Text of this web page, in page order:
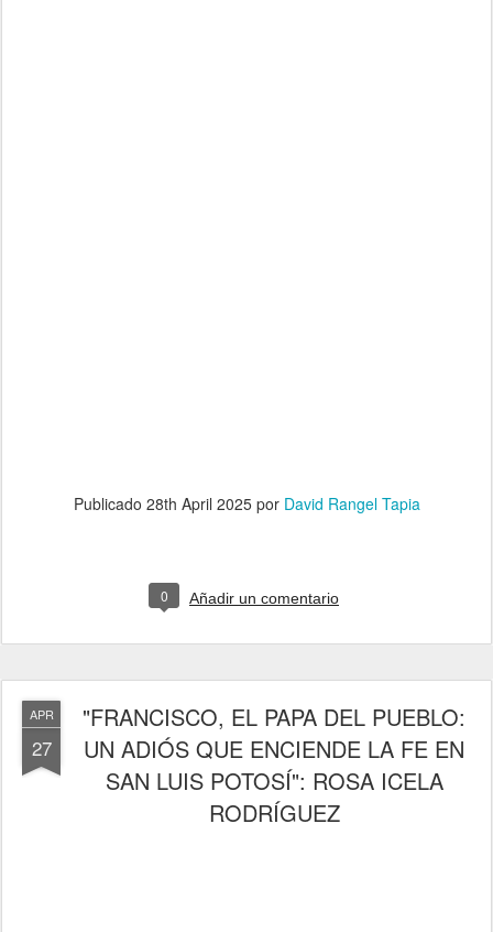
Publicado 28th April 2025por David Rangel Tapia
0 Añadir un comentario
APR
27
"FRANCISCO, EL PAPA DEL PUEBLO:
UN ADIÓS QUE ENCIENDE LA FE EN
SAN LUIS POTOSÍ": ROSA ICELA
RODRÍGUEZ